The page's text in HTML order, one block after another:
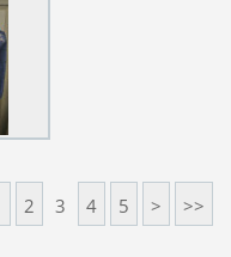
2 3 4 5 > >>